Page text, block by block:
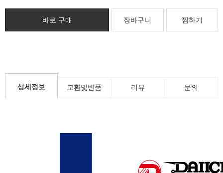
찜하기
상세정보 교환및반품 리뷰 문의